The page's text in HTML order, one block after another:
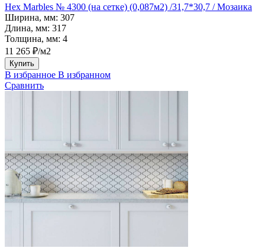
Hex Marbles № 4300 (на сетке) (0,087м2) /31,7*30,7 / Мозаика
Ширина, мм: 307
Длина, мм: 317
Толщина, мм: 4
11 265 ₽/м2
Купить
В избранное В избранном
Сравнить